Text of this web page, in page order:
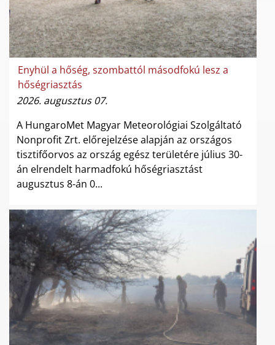
Enyhül a hőség, szombattól másodfokú lesz a
hőségriasztás
2026. augusztus 07.
A HungaroMet Magyar Meteorológiai Szolgáltató
Nonprofit Zrt. előrejelzése alapján az országos
tisztifőorvos az ország egész területére július 30-
án elrendelt harmadfokú hőségriasztást
augusztus 8-án 0...